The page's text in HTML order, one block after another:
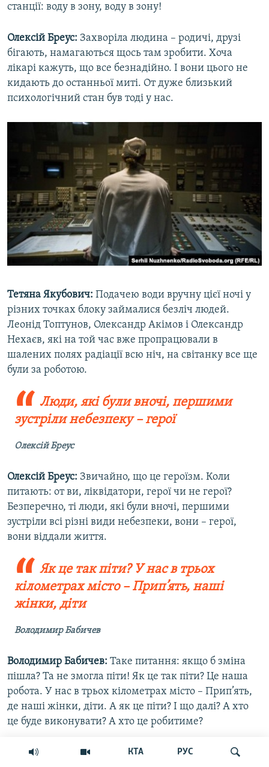
КТА РУС
станції: воду в зону, воду в зону!
Олексій Бреус: Захворіла людина – родичі, друзі
бігають, намагаються щось там зробити. Хоча
лікарі кажуть, що все безнадійно. І вони цього не
кидають до останньої миті. От дуже близький
психологічний стан був тоді у нас.
Тетяна Якубович: Подачею води вручну цієї ночі у
різних точках блоку займалися безліч людей.
Леонід Топтунов, Олександр Акімов і Олександр
Нехаєв, які на той час вже пропрацювали в
шалених полях радіації всю ніч, на світанку все ще
були за роботою.
Люди, які були вночі, першими
зустріли небезпеку – герої
Олексій Бреус
Олексій Бреус: Звичайно, що це героїзм. Коли
питають: от ви, ліквідатори, герої чи не герої?
Безперечно, ті люди, які були вночі, першими
зустріли всі різні види небезпеки, вони – герої,
вони віддали життя.
Як це так піти? У нас в трьох
кілометрах місто – Прип’ять, наші
жінки, діти
Володимир Бабичев
Володимир Бабичев: Таке питання: якщо б зміна
пішла? Та не змогла піти! Як це так піти? Це наша
робота. У нас в трьох кілометрах місто – Прип’ять,
де наші жінки, діти. А як це піти? І що далі? А хто
це буде виконувати? А хто це робитиме?
Тетяна Якубович:
Впродовж ночі і ранку